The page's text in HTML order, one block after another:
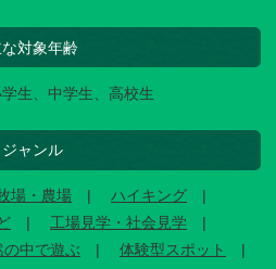
な対象年齢
生、中学生、高校生
ジャンル
場・農場
ハイキング
工場見学・社会見学
の中で遊ぶ
体験型スポット